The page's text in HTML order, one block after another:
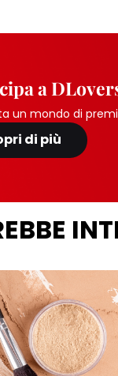
a
un mondo di
di più